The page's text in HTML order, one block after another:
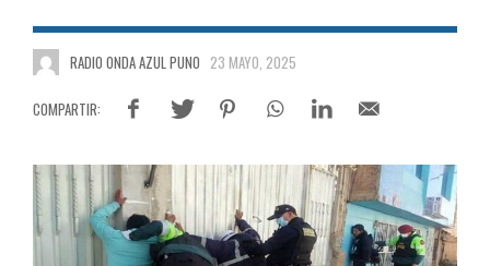
RADIO ONDA AZUL PUNO 23 MAYO, 2025